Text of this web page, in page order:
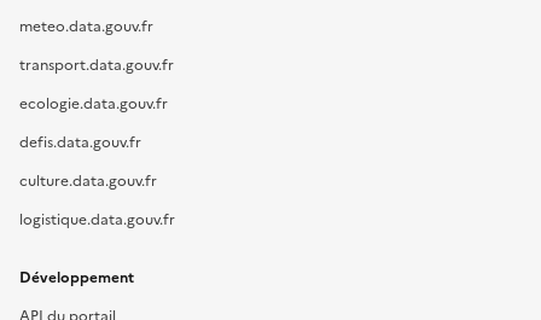
meteo.data.gouv.fr
transport.data.gouv.fr
ecologie.data.gouv.fr
defis.data.gouv.fr
culture.data.gouv.fr
logistique.data.gouv.fr
Développement